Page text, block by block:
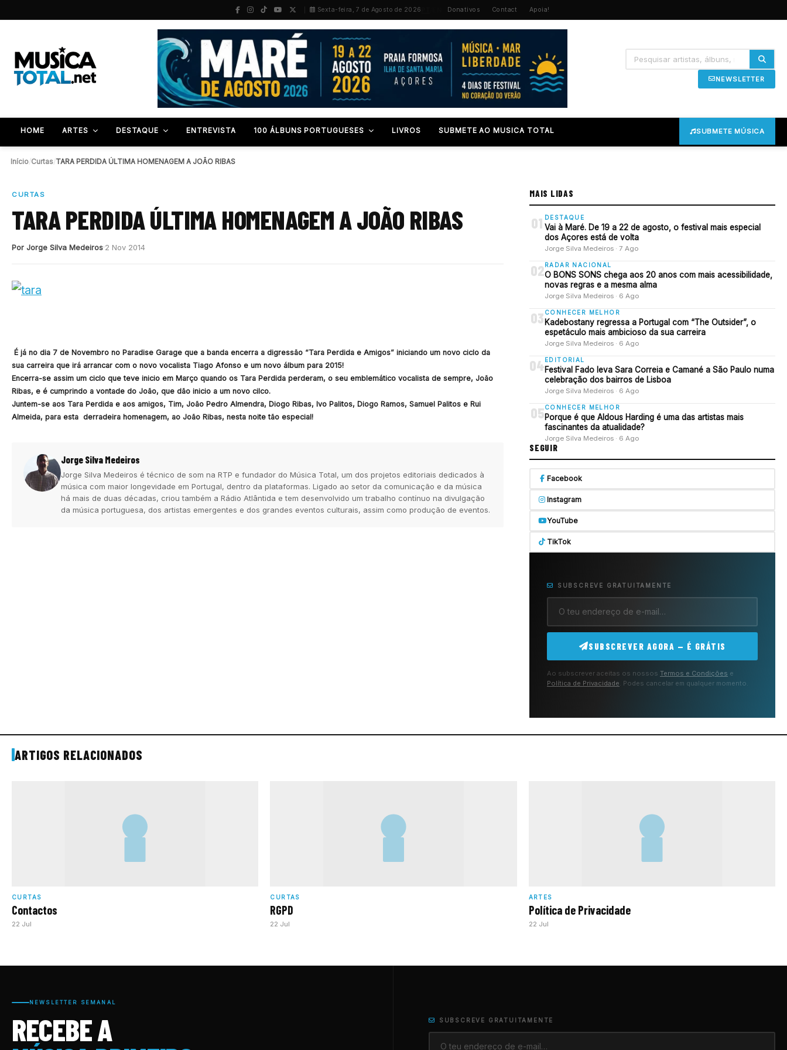
Sexta-feira, 7 de Agosto de 2026 Donativos Contact Apoia!
NEWSLETTER
HOME ARTES DESTAQUE ENTREVISTA 100 ÁLBUNS PORTUGUESES LIVROS SUBMETE AO MUSICA TOTAL SUBMETE MÚSICA
Início Curtas TARA PERDIDA ÚLTIMA HOMENAGEM A JOÃO RIBAS
CURTAS
TARA PERDIDA ÚLTIMA HOMENAGEM A JOÃO RIBAS
Por Jorge Silva Medeiros 2 Nov 2014
É já no dia 7 de Novembro no Paradise Garage que a banda encerra a digressão “Tara Perdida e Amigos” iniciando um novo ciclo da
sua carreira que irá arrancar com o novo vocalista Tiago Afonso e um novo álbum para 2015!
Encerra-se assim um ciclo que teve inicio em Março quando os Tara Perdida perderam, o seu emblemático vocalista de sempre, João
Ribas, e é cumprindo a vontade do João, que dão inicio a um novo cilco.
Juntem-se aos Tara Perdida e aos amigos, Tim, João Pedro Almendra, Diogo Ribas, Ivo Palitos, Diogo Ramos, Samuel Palitos e Rui
Almeida, para esta derradeira homenagem, ao João Ribas, nesta noite tão especial!
Jorge Silva Medeiros
Jorge Silva Medeiros é técnico de som na RTP e fundador do Música Total, um dos projetos editoriais dedicados à
música com maior longevidade em Portugal, dentro da plataformas. Ligado ao setor da comunicação e da música
há mais de duas décadas, criou também a Rádio Atlântida e tem desenvolvido um trabalho contínuo na divulgação
da música portuguesa, dos artistas emergentes e dos grandes eventos culturais, assim como produção de eventos.
MAIS LIDAS
01 DESTAQUE
Vai à Maré. De 19 a 22 de agosto, o festival mais especial
dos Açores está de volta
Jorge Silva Medeiros · 7 Ago
02 RADAR NACIONAL
O BONS SONS chega aos 20 anos com mais acessibilidade,
novas regras e a mesma alma
Jorge Silva Medeiros · 6 Ago
03 CONHECER MELHOR
Kadebostany regressa a Portugal com “The Outsider”, o
espetáculo mais ambicioso da sua carreira
Jorge Silva Medeiros · 6 Ago
04EDITORIAL
Festival Fado leva Sara Correia e Camané a São Paulo numa
celebração dos bairros de Lisboa
Jorge Silva Medeiros · 6 Ago
05 CONHECER MELHOR
Porque é que Aldous Harding é uma das artistas mais
fascinantes da atualidade?
Jorge Silva Medeiros · 6 Ago
SEGUIR
Facebook
Instagram
YouTube
TikTok
SUBSCREVE GRATUITAMENTE
SUBSCREVER AGORA — É GRÁTIS
Ao subscrever aceitas os nossos Termos e Condições e
Política de Privacidade . Podes cancelar em qualquer momento.
ARTIGOS RELACIONADOS
CURTAS
Contactos
22 Jul
CURTAS
RGPD
22 Jul
ARTES
Política de Privacidade
22 Jul
NEWSLETTER SEMANAL
RECEBE A SUBSCREVE GRATUITAMENTE